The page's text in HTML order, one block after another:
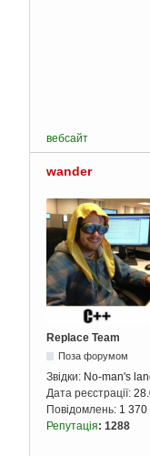
вебсайт
wander
Replace Team
Поза форумом
Звідки: No-man's
Дата реєстрації:
Повідомлень: 1 370
Репутація: 1288